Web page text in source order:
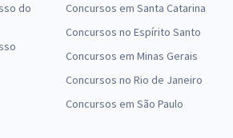
do
Concursos em Santa Catarina
Concursos no Espírito Santo
Concursos em Minas Gerais
Concursos no Rio de Janeiro
Concursos em São Paulo